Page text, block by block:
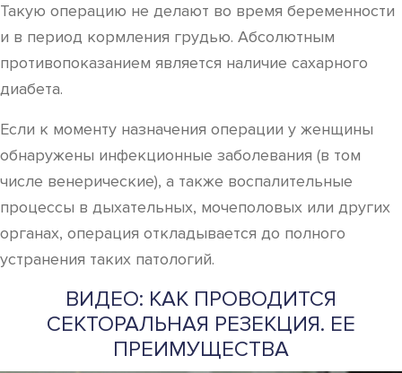
Такую операцию не делают во время беременности
и в период кормления грудью. Абсолютным
противопоказанием является наличие сахарного
диабета.
Если к моменту назначения операции у женщины
обнаружены инфекционные заболевания (в том
числе венерические), а также воспалительные
процессы в дыхательных, мочеполовых или других
органах, операция откладывается до полного
устранения таких патологий.
ВИДЕО: КАК ПРОВОДИТСЯ
СЕКТОРАЛЬНАЯ РЕЗЕКЦИЯ. ЕЕ
ПРЕИМУЩЕСТВА